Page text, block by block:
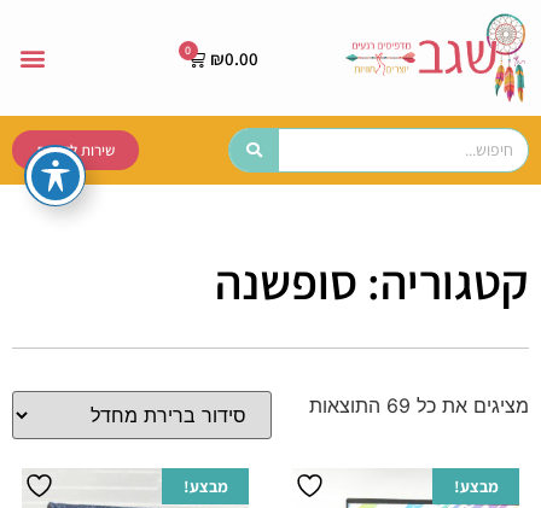
₪0.00
שירות לקוחות
קטגוריה: סופשנה
מציגים את כל ⁦69⁩ התוצאות
מבצע! מבצע!